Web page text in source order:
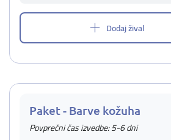
Dodaj žival
Paket - Barve kožuha
Povprečni čas izvedbe: 5-6 dni